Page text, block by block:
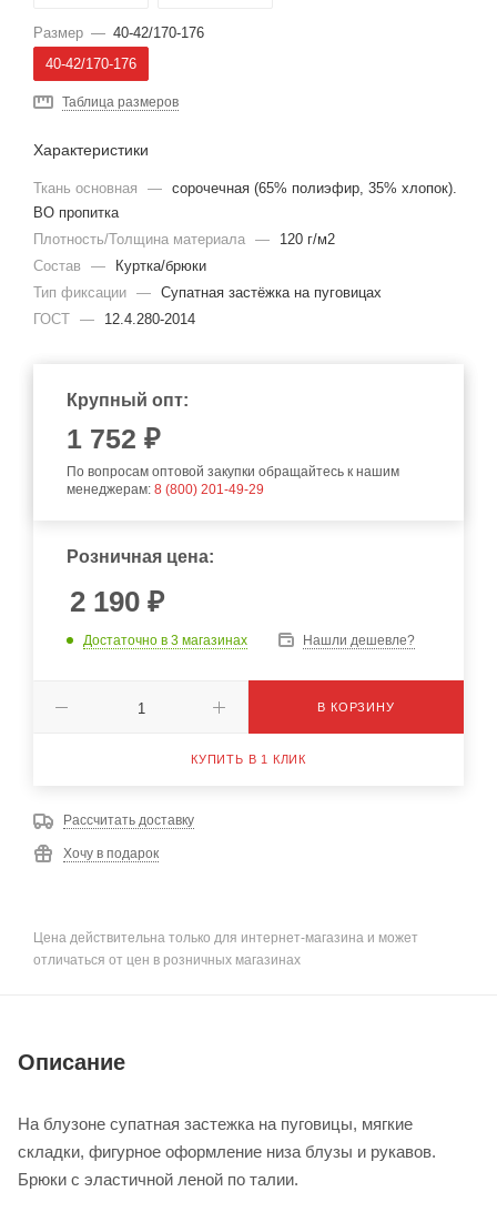
Размер — 40-42/170-176
40-42/170-176
Таблица размеров
Характеристики
Ткань основная — сорочечная (65% полиэфир, 35% хлопок).
ВО пропитка
Плотность/Толщина материала —
120 г/м2
Состав
—
Куртка/брюки
Тип фиксации — Супатная застёжка на пуговицах
ГОСТ — 12.4.280-2014
Крупный опт:
1 752 ₽
По вопросам оптовой закупки обращайтесь к нашим
менеджерам: 8 (800) 201-49-29
Розничная цена:
2 190 ₽
Достаточно в 3 магазинах Нашли дешевле?
В КОРЗИНУ
КУПИТЬ В 1 КЛИК
Рассчитать доставку
Хочу в подарок
Цена действительна только для интернет-магазина и может
отличаться от цен в розничных магазинах
Описание
На блузоне супатная застежка на пуговицы, мягкие
складки, фигурное оформление низа блузы и рукавов.
Брюки с эластичной леной по талии.